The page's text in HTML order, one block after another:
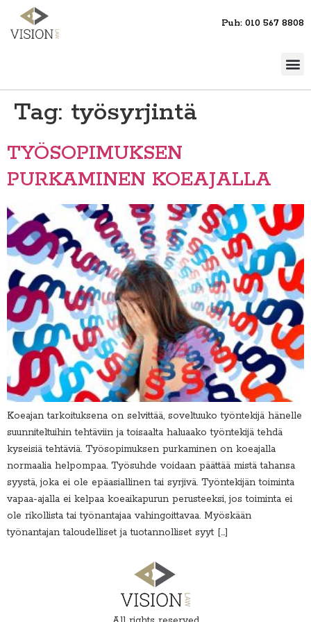
Puh: 010 567 8808
Tag: työsyrjintä
TYÖSOPIMUKSEN
PURKAMINEN KOEAJALLA
Koeajan tarkoituksena on selvittää, soveltuuko työntekijä hänelle
suunniteltuihin tehtäviin ja toisaalta haluaako työntekijä tehdä
kyseisiä tehtäviä. Työsopimuksen purkaminen on koeajalla
normaalia helpompaa. Työsuhde voidaan päättää mistä tahansa
syystä, joka ei ole epäasiallinen tai syrjivä. Työntekijän toiminta
vapaa-ajalla ei kelpaa koeaikapurun perusteeksi, jos toiminta ei
ole rikollista tai työnantajaa vahingoittavaa. Myöskään
työnantajan taloudelliset ja tuotannolliset syyt […]